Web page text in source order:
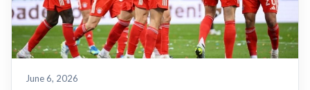
June 6, 2026